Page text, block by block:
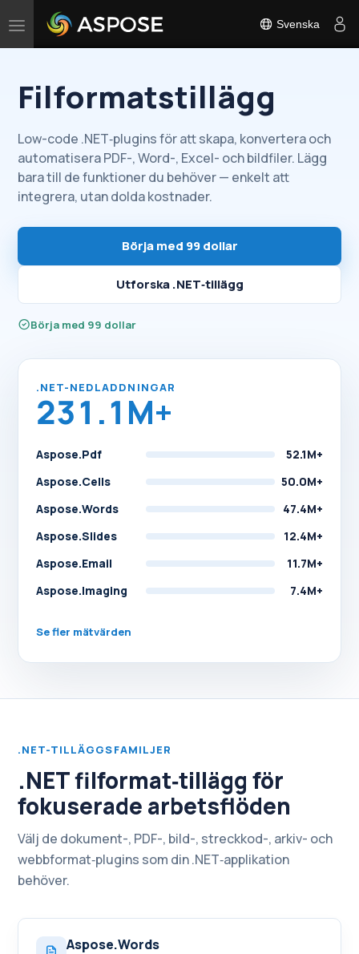
Växla
Svenska
Filformatstillägg
Low-code .NET‑plugins för att skapa, konvertera och
automatisera PDF-, Word-, Excel- och bildfiler. Lägg
bara till de funktioner du behöver — enkelt att
integrera, utan dolda kostnader.
Börja med 99 dollar
Utforska .NET‑tillägg
Börja med 99 dollar
.NET-NEDLADDNINGAR
231.1M+
Aspose.Pdf
52.1M+
Aspose.Cells
50.0M+
Aspose.Words
47.4M+
Aspose.Slides
12.4M+
Aspose.Email
11.7M+
Aspose.Imaging
7.4M+
Se fler mätvärden
.NET-TILLÄGGSFAMILJER
.NET filformat‑tillägg för
fokuserade arbetsflöden
Välj de dokument-, PDF-, bild-, streckkod-, arkiv- och
webbformat‑plugins som din .NET‑applikation
behöver.
Aspose.Words